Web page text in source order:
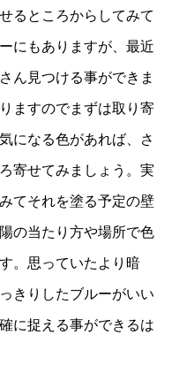
るところからしてみて
にもありますが、最近
ん見つける事ができま
ますのでまずは取り寄
になる色があれば、さ
寄せてみましょう。実
てそれを塗る予定の壁
の当たり方や場所で色
。思っていたより暗
きりしたブルーがいい
に捉える事ができるは